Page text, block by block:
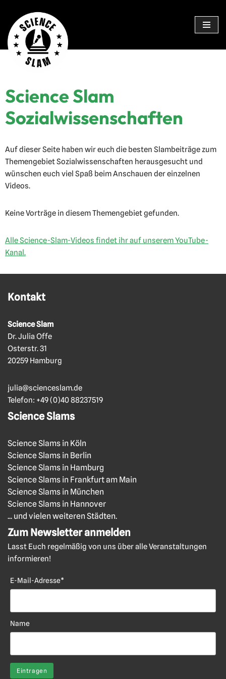
Zum
Inhalt
springen
Science Slam
Sozialwissenschaften
Auf dieser Seite haben wir euch die besten Slambeiträge zum
Themengebiet Sozialwissenschaften herausgesucht und
wünschen euch viel Spaß beim Anschauen der einzelnen
Videos.
Keine Vorträge in diesem Themengebiet gefunden.
Alle Science-Slam-Videos findet ihr auf unserem YouTube-
Kanal.
Kontakt
Science Slam
Dr. Julia Offe
Osterstr. 31
20259 Hamburg
julia@scienceslam.de
Telefon: +49 (0)40 88237519
Science Slams
Science Slams in Köln
Science Slams in Berlin
Science Slams in Hamburg
Science Slams in Frankfurt am Main
Science Slams in München
Science Slams in Hannover
... und vielen weiteren Städten.
Zum Newsletter anmelden
Lasst Euch regelmäßig von uns über alle Veranstaltungen
informieren!
E-Mail-Adresse*
Name